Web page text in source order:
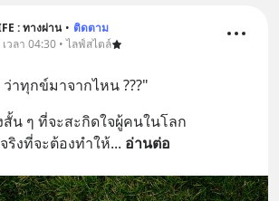
: ทางผ่าน • ติดตาม
วลา 04:30 • ไลฟ์สไตล์
าทุกข์มาจากไหน ???"
สั้น ๆ ที่จะสะกิดใจผู้คนในโลก
ริงที่จะต้องทำให้... อ่านต่อ